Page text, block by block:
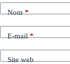
Nom*
E-mail*
Site web